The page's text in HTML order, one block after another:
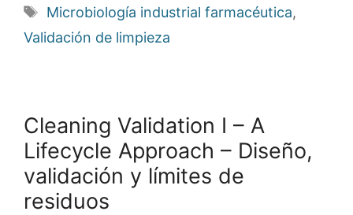
Etiquetas
Microbiología industrial farmacéutica,
Validación de limpieza
Cleaning Validation I – A
Lifecycle Approach – Diseño,
validación y límites de
residuos